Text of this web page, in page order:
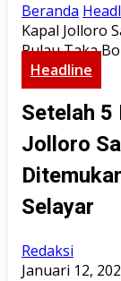
Beranda
Kapal Jolloro
Pulau Taka
Headline
Setelah
Jolloro
Selayar
Redaksi
Januari 12,